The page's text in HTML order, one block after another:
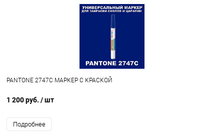
PANTONE 2747C МАРКЕР С КРАСКОЙ
1 200 руб. / шт
Подробнее